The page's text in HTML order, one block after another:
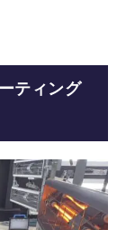
ティング